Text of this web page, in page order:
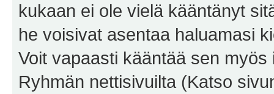
kukaan ei ole vielä kääntänyt
he voisivat asentaa haluamasi
Voit vapaasti kääntää sen
Ryhmän nettisivuilta (Katso